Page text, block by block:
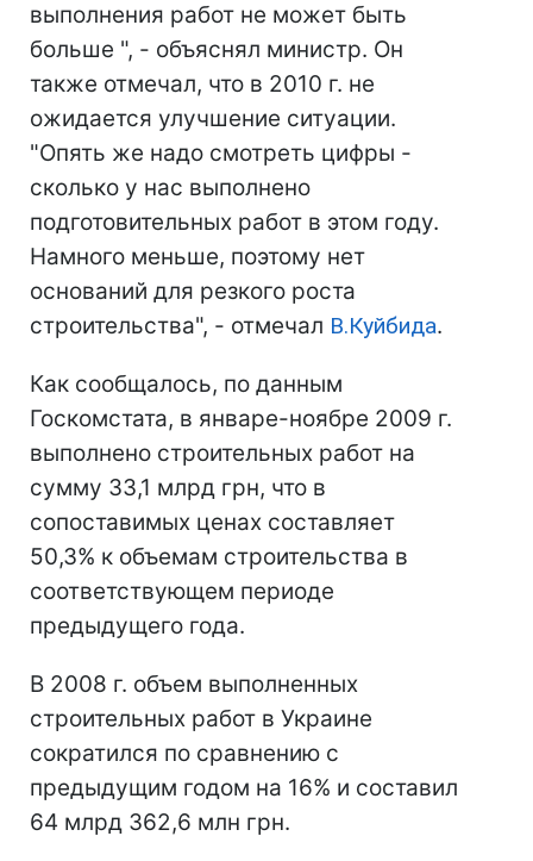
выполнения работ не может быть
больше ", - объяснял министр. Он
также отмечал, что в 2010 г. не
ожидается улучшение ситуации.
"Опять же надо смотреть цифры -
сколько у нас выполнено
подготовительных работ в этом году.
Намного меньше, поэтому нет
оснований для резкого роста
строительства", - отмечал В.Куйбида.
Как сообщалось, по данным
Госкомстата, в январе-ноябре 2009 г.
выполнено строительных работ на
сумму 33,1 млрд грн, что в
сопоставимых ценах составляет
50,3% к объемам строительства в
соответствующем периоде
предыдущего года.
В 2008 г. объем выполненных
строительных работ в Украине
сократился по сравнению с
предыдущим годом на 16% и составил
64 млрд 362,6 млн грн.